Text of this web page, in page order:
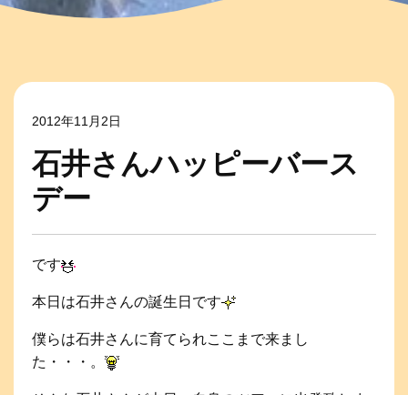
2012年11月2日
石井さんハッピーバース
デー
です
本日は石井さんの誕生日です
僕らは石井さんに育てられここまで来まし
た・・・。